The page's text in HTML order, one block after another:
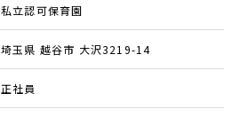
私立認可保育園
埼玉県 越谷市 大沢3219-14
正社員